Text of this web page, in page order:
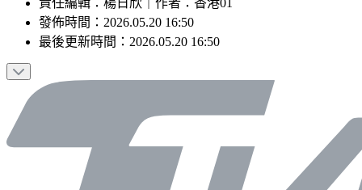
發佈時間： 2026.05.20 16:50
最後更新時間： 2026.05.20 16:50